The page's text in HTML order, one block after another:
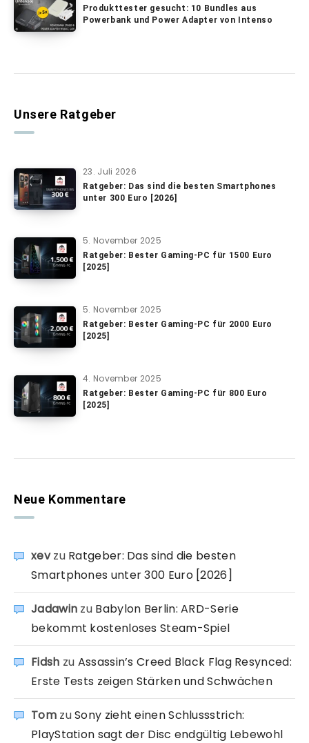
Produkttester gesucht: 10 Bundles aus
Powerbank und Power Adapter von Intenso
Unsere Ratgeber
23. Juli 2026
Ratgeber: Das sind die besten Smartphones
unter 300 Euro [2026]
5. November 2025
Ratgeber: Bester Gaming-PC für 1500 Euro
[2025]
5. November 2025
Ratgeber: Bester Gaming-PC für 2000 Euro
[2025]
4. November 2025
Ratgeber: Bester Gaming-PC für 800 Euro
[2025]
Neue Kommentare
xevzu Ratgeber: Das sind die besten
Smartphones unter 300 Euro [2026]
Jadawin zu Babylon Berlin: ARD-Serie
bekommt kostenloses Steam-Spiel
Fidsh zu Assassin’s Creed Black Flag Resynced:
Erste Tests zeigen Stärken und Schwächen
TomzuSony zieht einen Schlussstrich:
PlayStation sagt der Disc endgültig Lebewohl